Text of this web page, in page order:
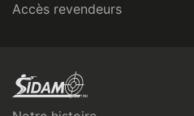
Accès revendeurs